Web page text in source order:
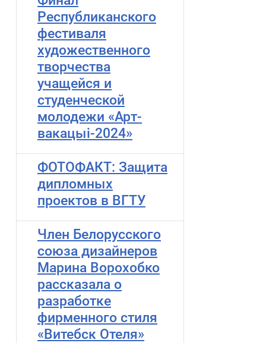
Республиканского
фестиваля
художественного
творчества
учащейся и
студенческой
молодежи «Арт-
вакацыі-2024»
ФОТОФАКТ: Защита
дипломных
проектов в ВГТУ
Член Белорусского
союза дизайнеров
Марина Ворохобко
рассказала о
разработке
фирменного стиля
«Витебск Отеля»